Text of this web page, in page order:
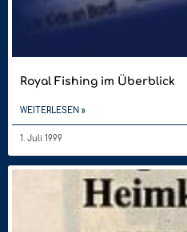
Royal Fishing im Überblick
WEITERLESEN »
1. Juli 1999